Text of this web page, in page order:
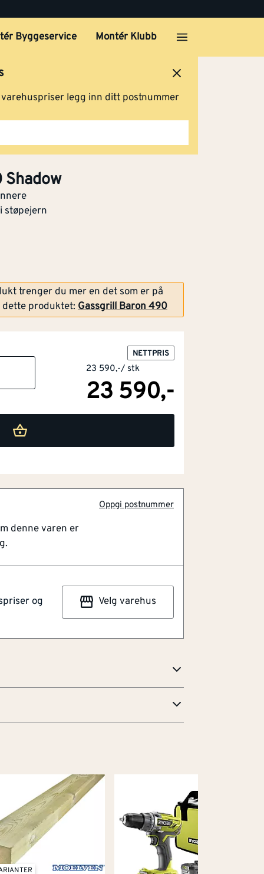
Byggeservice Montér Klubb
legg inn ditt postnummer
støpejern
trenger du mer en det som er på
dette produktet: Gassgrill Baron 490
NETTPRIS
23 590,-/ stk
23 590,-
og
Velg varehus
Oppgi postnummer
denne varen er
en samlet grillflate på 64x44 cm pluss
Tube-brennere i rustfritt stål, kraftige,
et grillsystem med rustfrie stålbølger,
kraft og ytelse i en rekke ulike
grillkokker. I hjertet av Baron-serien
King-systemet: solide grillrister i
i rustfritt stål og kraftige rustfrie Dual